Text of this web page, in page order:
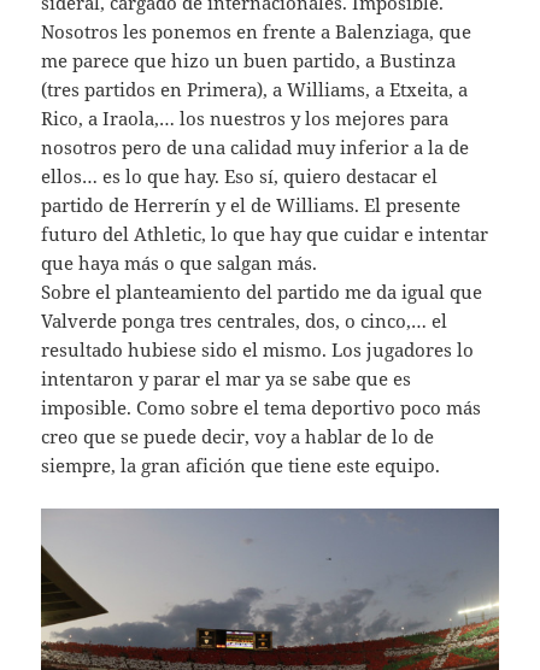
Nosotros les ponemos en frente a Balenziaga, que
me parece que hizo un buen partido, a Bustinza
(tres partidos en Primera), a Williams, a Etxeita, a
Rico, a Iraola,… los nuestros y los mejores para
nosotros pero de una calidad muy inferior a la de
ellos… es lo que hay. Eso sí, quiero destacar el
partido de Herrerín y el de Williams. El presente
futuro del Athletic, lo que hay que cuidar e intentar
que haya más o que salgan más.
Sobre el planteamiento del partido me da igual que
Valverde ponga tres centrales, dos, o cinco,… el
resultado hubiese sido el mismo. Los jugadores lo
intentaron y parar el mar ya se sabe que es
imposible. Como sobre el tema deportivo poco más
creo que se puede decir, voy a hablar de lo de
siempre, la gran afición que tiene este equipo.